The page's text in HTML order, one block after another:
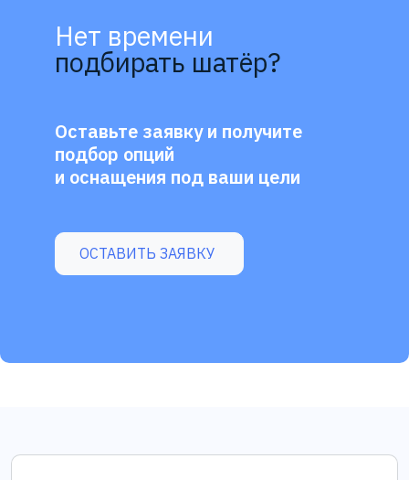
Нет времени
подбирать шатёр?
Оставьте заявку и получите
подбор опций
и оснащения под ваши цели
ОСТАВИТЬ ЗАЯВКУ